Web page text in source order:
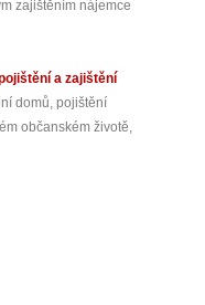
zajištěním nájemce
a zajištění
domů, pojištění
občanském životě,